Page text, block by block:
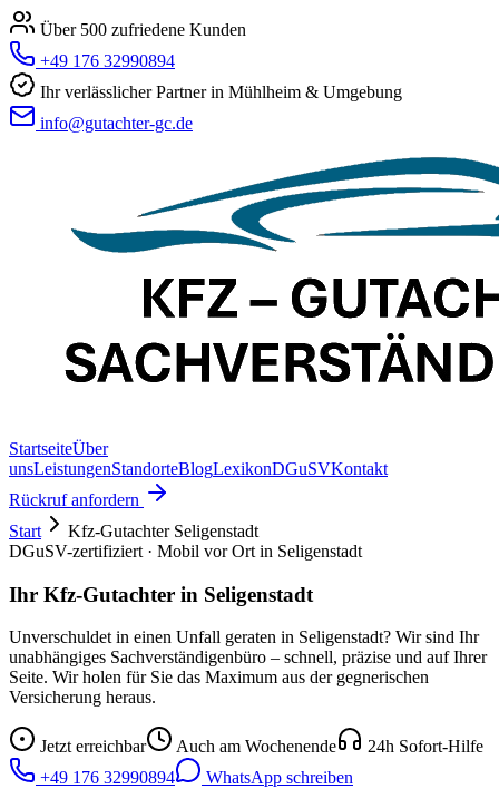
Über 500 zufriedene Kunden
+49 176 32990894
Ihr verlässlicher Partner in Mühlheim & Umgebung
info@gutachter-gc.de
StartseiteÜber
unsLeistungenStandorteBlogLexikonDGuSVKontakt
Rückruf anfordern
Start
Kfz-Gutachter Seligenstadt
DGuSV-zertifiziert · Mobil vor Ort in Seligenstadt
Ihr Kfz-Gutachter in Seligenstadt
Unverschuldet in einen Unfall geraten in Seligenstadt? Wir sind Ihr
unabhängiges Sachverständigenbüro – schnell, präzise und auf Ihrer
Seite. Wir holen für Sie das Maximum aus der gegnerischen
Versicherung heraus.
Jetzt erreichbar Auch am Wochenende
24h Sofort-Hilfe
+49 176 32990894
WhatsApp schreiben